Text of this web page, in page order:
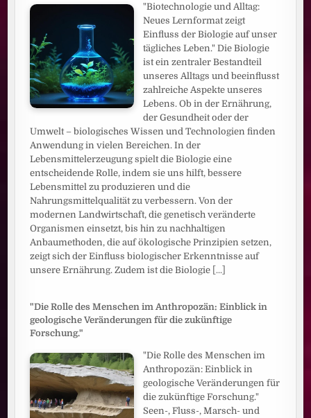
"Biotechnologie und Alltag:
Neues Lernformat zeigt
Einfluss der Biologie auf unser
tägliches Leben." Die Biologie
ist ein zentraler Bestandteil
unseres Alltags und beeinflusst
zahlreiche Aspekte unseres
Lebens. Ob in der Ernährung,
der Gesundheit oder der
Umwelt – biologisches Wissen und Technologien finden
Anwendung in vielen Bereichen. In der
Lebensmittelerzeugung spielt die Biologie eine
entscheidende Rolle, indem sie uns hilft, bessere
Lebensmittel zu produzieren und die
Nahrungsmittelqualität zu verbessern. Von der
modernen Landwirtschaft, die genetisch veränderte
Organismen einsetzt, bis hin zu nachhaltigen
Anbaumethoden, die auf ökologische Prinzipien setzen,
zeigt sich der Einfluss biologischer Erkenntnisse auf
unsere Ernährung. Zudem ist die Biologie [...]
"Die Rolle des Menschen im Anthropozän: Einblick in
geologische Veränderungen für die zukünftige
Forschung."
"Die Rolle des Menschen im
Anthropozän: Einblick in
geologische Veränderungen für
die zukünftige Forschung."
Seen-, Fluss-, Marsch- und